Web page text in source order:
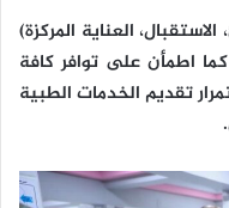
العناية المركزة)
اطمأن على توافر كافة
تقديم الخدمات الطبية